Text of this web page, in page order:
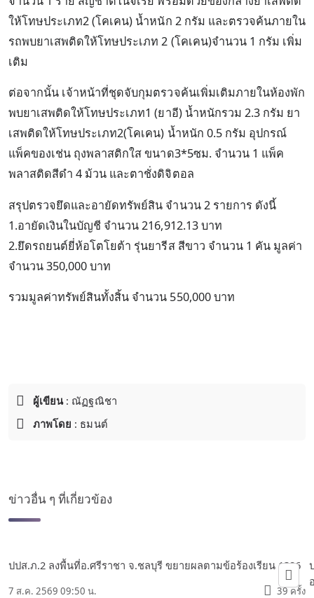
ให้โทษประเภท2 (โคเคน) น้ำหนัก 2 กรัม และตรวจค้นภายใน
รถพบยาเสพติดให้โทษประเภท 2 (โคเคน)จำนวน 1 กรัม เพิ่ม
เติม
ต่อจากนั้น เจ้าหน้าที่ชุดจับกุมตรวจค้นเพิ่มเติมภายในห้องพัก
พบยาเสพติดให้โทษประเภท1 (ยาอี) น้ำหนักรวม 2.3 กรัม ยา
เสพติดให้โทษประเภท2(โคเคน) น้ำหนัก 0.5 กรัม อุปกรณ์
แพ็คของเช่น ถุงพลาสติกใส ขนาด3*5ซม. จำนวน 1 แพ็ค
พลาสติดสีดำ 4 ม้วน และตาชั่งดิจิตอล
สรุปตรวจยึดและอายัดทรัพย์สิน จำนวน 2 รายการ ดังนี้
1.อายัดเงินในบัญชี จำนวน 216,912.13 บาท
2.ยึดรถยนต์ยี่ห้อโตโยต้า รุ่นยารีส สีขาว จำนวน 1 คัน มูลค่า
จำนวน 350,000 บาท
รวมมูลค่าทรัพย์สินทั้งสิ้น จำนวน 550,000 บาท
ผู้เขียน: ณัฏฐณิชา
ภาพโดย : ธมนต์
ข่าวอื่น ๆ ที่เกี่ยวข้อง
ปปส.ภ.2 ลงพื้นที่อ.ศรีราชา จ.ชลบุรี ขยายผลตามข้อร้องเรียน 1386
7 ส.ค. 2569 09:50 น. 39 ครั้ง